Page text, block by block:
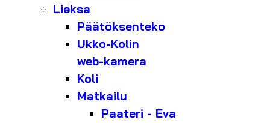
Lieksa
Päätöksenteko
Ukko-Kolin
web-kamera
Koli
Matkailu
Paateri - Eva